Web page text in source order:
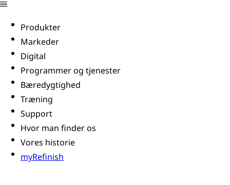
Produkter
Markeder
Digital
Programmer og tjenester
Bæredygtighed
Træning
Support
Hvor man finder os
Vores historie
myRefinish